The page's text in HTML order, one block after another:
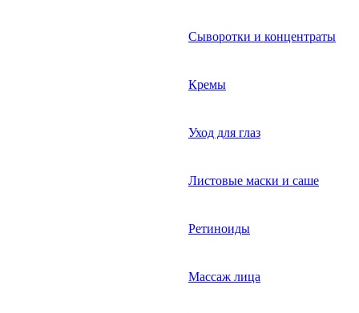
Сыворотки и концентраты
Кремы
Уход для глаз
Листовые маски и саше
Ретиноиды
Массаж лица